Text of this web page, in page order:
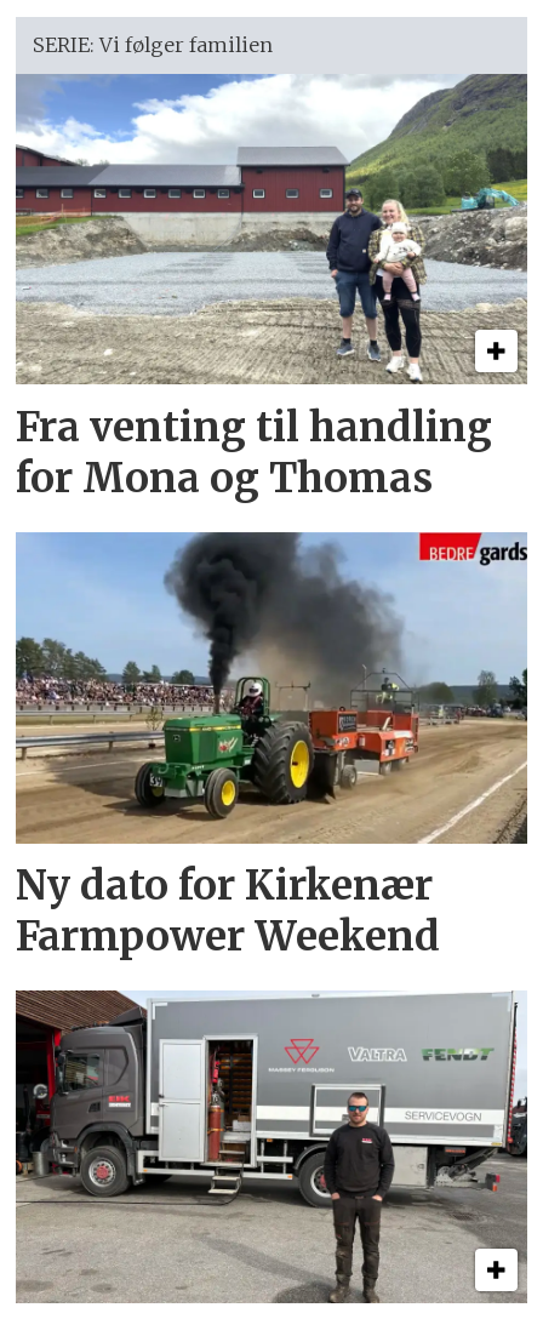
SERIE: Vi følger familien
Fra venting til handling
for Mona og Thomas
Ny dato for Kirkenær
Farmpower Weekend